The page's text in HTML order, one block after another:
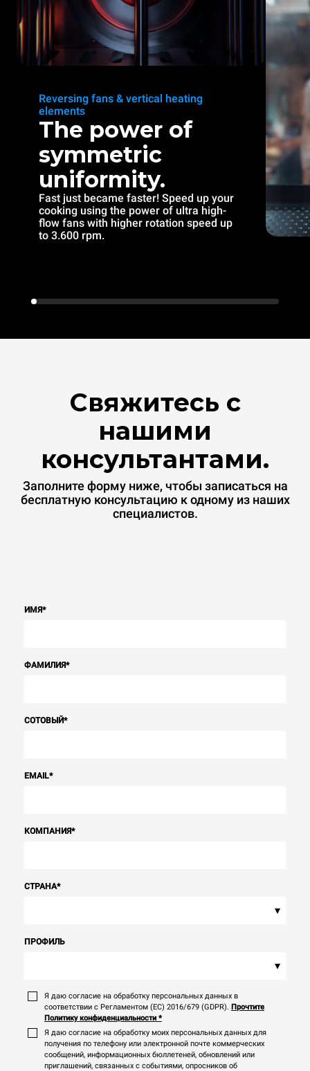
Reversing fans & vertical heating
elements
The power of
symmetric
uniformity.
Fast just became faster! Speed up your
cooking using the power of ultra high-
flow fans with higher rotation speed up
to 3.600 rpm.
Свяжитесь с
нашими
консультантами.
Заполните форму ниже, чтобы записаться на
бесплатную консультацию к одному из наших
специалистов.
ИМЯ*
ФАМИЛИЯ*
СОТОВЫЙ*
EMAIL*
КОМПАНИЯ*
СТРАНА*
▾
ПРОФИЛЬ
▾
Я даю согласие на обработку персональных данных в
соответствии с Регламентом (ЕС) 2016/679 (GDPR). Прочтите
Политику конфиденциальности *
Я даю согласие на обработку моих персональных данных для
получения по телефону или электронной почте коммерческих
сообщений, информационных бюллетеней, обновлений или
приглашений, связанных с событиями, опросников об